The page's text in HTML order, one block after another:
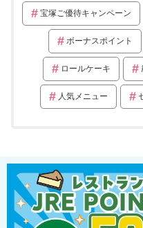
宝塚ご優待キャンペーン
ボーナスポイント
ロールケーキ
人気メニュー